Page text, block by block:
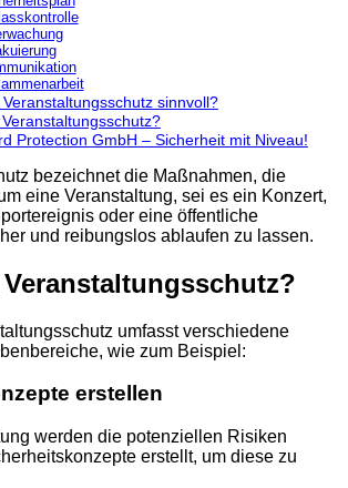
sinnvoll?
Protection GmbH – Sicherheit mit Niveau!
bezeichnet die Maßnahmen, die
eine Veranstaltung, sei es ein Konzert,
oder eine öffentliche
und reibungslos ablaufen zu lassen.
umfasst verschiedene
wie zum Beispiel:
erstellen
werden die potenziellen Risiken
erstellt, um diese zu